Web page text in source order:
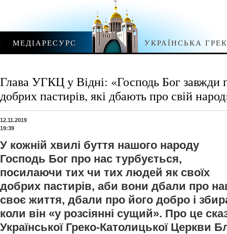
МЕДІАРЕСУРС УКРАЇНСЬКА
Глава УГКЦ у Відні: «Господь Бог завжди
добрих пастирів, які дбають про свій
12.11.2019
19:39
У кожній хвилі буття нашого народу
Господь Бог про нас турбується,
посилаючи тих чи тих людей як своїх
добрих пастирів, аби вони дбали про
своє життя, дбали про його добро і
коли він «у розсіянні сущий». Про це
Української Греко-Католицької Церкви